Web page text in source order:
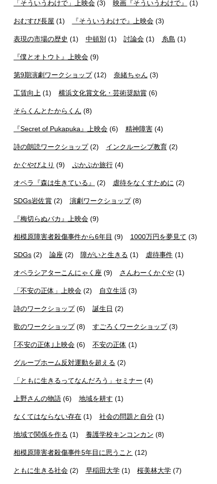
「そういうわけで」上映会 (3) 映画『そういうわけで』 (1)
おむすび長屋 (1) 『そういうわけで』上映会(3)
表現の市場の歴史 (1) 中頓別 (1) 討論会 (1) 糸島 (1)
『僕とオトウト』上映会 (9)
第9期演劇ワークショップ(12) 奈緒ちゃん (3)
工賃向上 (1) 横浜文化賞文化・芸術奨励賞(6)
そらくんとたからくん (8)
『Secret of Pukapuka』上映会 (6) 精神障害(4)
詩の朗読ワークショップ(2) インクルーシブ教育(2)
かぐやびより (9) ぷかぷか旅行(4)
オペラ『森は生きている』 (2) 虐待をなくすために (2)
SDGs岩佐賞 (2) 演劇ワークショップ(8)
『梅切らぬバカ』上映会 (9)
相模原障害者殺傷事件から6年目 (9) 1000万円を夢見て (3)
SDGs (2) 論座 (2) 障がいと生きる (1) 虐待事件 (1)
オペラシアターこんにゃく座 (9) さんわーくかぐや(1)
「不安の正体」上映会 (2) 自立生活(3)
詩のワークショップ(6) 誕生日 (2)
歌のワークショップ(8) すごろくワークショップ(3)
｢不安の正体｣上映会 (6) 不安の正体 (1)
グループホーム反対運動を超える (2)
「ともに生きるってなんだろう」セミナー (4)
上野さんの物語 (6) 地域を耕す (1)
なくてはならない存在 (1) 社会の問題と自分(1)
地域で関係を作る (1) 養護学校キンコンカン (8)
相模原障害者殺傷事件5年目に思うこと (12)
ともに生きる社会 (2) 早稲田大学(1) 桜美林大学 (7)